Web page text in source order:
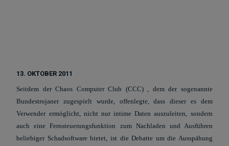
13. OKTOBER 2011
Seitdem der Chaos Computer Club (CCC) , dem der sogenannte
Bundestrojaner zugespielt wurde, offenlegte, dass dieser es dem
Verwender ermöglicht, nicht nur intime Daten auszuleiten, sondern
auch eine Fernsteuerungsfunktion zum Nachladen und Ausführen
beliebiger Schadsoftware bietet, ist die Debatte um die Ausspähung